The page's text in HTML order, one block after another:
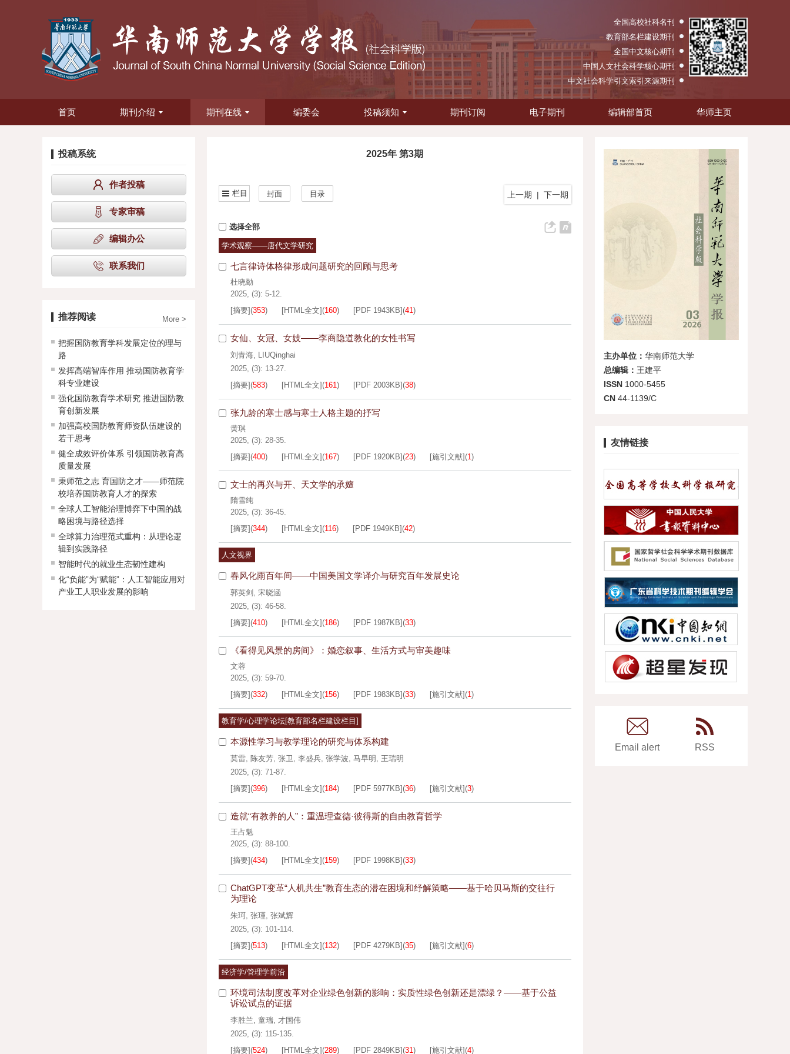
全国高校社科名刊
教育部名栏建设期刊
全国中文核心期刊
中国人文社会科学核心期刊
中文社会科学引文索引来源期刊
首页 期刊介绍 期刊在线 编委会 投稿须知 期刊订阅 电子期刊 编辑部首页 华师主页
投稿系统
作者投稿
专家审稿
编辑办公
联系我们
推荐阅读 More >
把握国防教育学科发展定位的理与
路
发挥高端智库作用 推动国防教育学
科专业建设
强化国防教育学术研究 推进国防教
育创新发展
加强高校国防教育师资队伍建设的
若干思考
健全成效评价体系 引领国防教育高
质量发展
秉师范之志 育国防之才——师范院
校培养国防教育人才的探索
全球人工智能治理博弈下中国的战
略困境与路径选择
全球算力治理范式重构：从理论逻
辑到实践路径
智能时代的就业生态韧性建构
化“负能”为“赋能”：人工智能应用对
产业工人职业发展的影响
2025年 第3期
上一期 | 下一期
栏目 封面 目录
选择全部
学术观察——唐代文学研究
七言律诗体格律形成问题研究的回顾与思考
杜晓勤
2025, (3): 5-12.
[摘要](353) [HTML全文](160) [PDF 1943KB](41)
女仙、女冠、女妓——李商隐道教化的女性书写
刘青海, LIUQinghai
2025, (3): 13-27.
[摘要](583) [HTML全文](161) [PDF 2003KB](38)
张九龄的寒士感与寒士人格主题的抒写
黄琪
2025, (3): 28-35.
[摘要](400) [HTML全文](167) [PDF 1920KB](23) [施引文献](1)
文士的再兴与开、天文学的承嬗
隋雪纯
2025, (3): 36-45.
[摘要](344) [HTML全文](116) [PDF 1949KB](42)
人文视界
春风化雨百年间——中国美国文学译介与研究百年发展史论
郭英剑 , 宋晓涵
2025, (3): 46-58.
[摘要](410) [HTML全文](186) [PDF 1987KB](33)
《看得见风景的房间》：婚恋叙事、生活方式与审美趣味
文蓉
2025, (3): 59-70.
[摘要](332) [HTML全文](156) [PDF 1983KB](33) [施引文献](1)
教育学/心理学论坛[教育部名栏建设栏目]
本源性学习与教学理论的研究与体系构建
莫雷, 陈友芳, 张卫, 李盛兵, 张学波, 马早明 , 王瑞明
2025, (3): 71-87.
[摘要](396) [HTML全文](184) [PDF 5977KB](36) [施引文献](3)
造就“有教养的人”：重温理查德·彼得斯的自由教育哲学
王占魁
2025, (3): 88-100.
[摘要](434) [HTML全文](159) [PDF 1998KB](33)
ChatGPT变革“人机共生”教育生态的潜在困境和纾解策略——基于哈贝马斯的交往行
为理论
朱珂, 张瑾, 张斌辉
2025, (3): 101-114.
[摘要](513) [HTML全文](132) [PDF 4279KB](35) [施引文献](6)
经济学/管理学前沿
环境司法制度改革对企业绿色创新的影响：实质性绿色创新还是漂绿？——基于公益
诉讼试点的证据
李胜兰, 童瑞, 才国伟
2025, (3): 115-135.
[摘要](524) [HTML全文](289) [PDF 2849KB](31) [施引文献](4)
主办单位： 华南师范大学
总编辑： 王建平
ISSN1000-5455
CN44-1139/C
友情链接
Email alert RSS